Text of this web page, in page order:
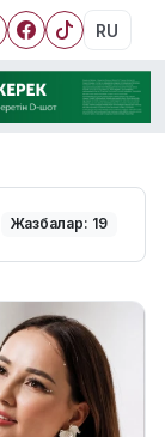
RU
Жазбалар: 19